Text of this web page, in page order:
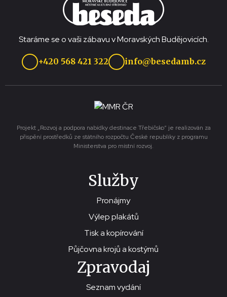
Staráme se o vaši zábavu v Moravských Budějovicích.
+420 568 421 322 info@besedamb.cz
Projekt „Rozvoj a podpora nabídky destinace Třebíčsko“ je realizován za
přispění prostředků ze státního rozpočtu České republiky z programu
Ministerstva pro místní rozvoj.
Služby
Pronájmy
Výlep plakátů
Tisk a kopírování
Půjčovna krojů a kostýmů
Zpravodaj
Seznam vydání